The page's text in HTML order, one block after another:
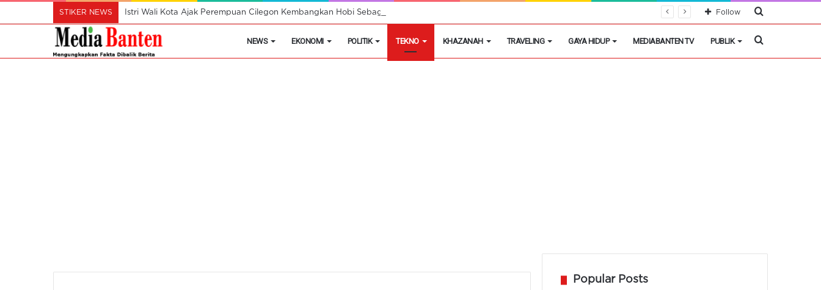
STIKER NEWS Istri Wali Kota Ajak Perempuan Cilegon Kembangkan Hobi Sebagai Peluang Usaha Cari
Follow
NEWS EKONOMI POLITIK TEKNO KHAZANAH TRAVELING GAYA HIDUP MEDIABANTEN TV PUBLIK Cari
Popular Posts